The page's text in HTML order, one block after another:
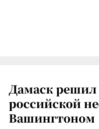
Дамаск решил
российской
Вашингтоном